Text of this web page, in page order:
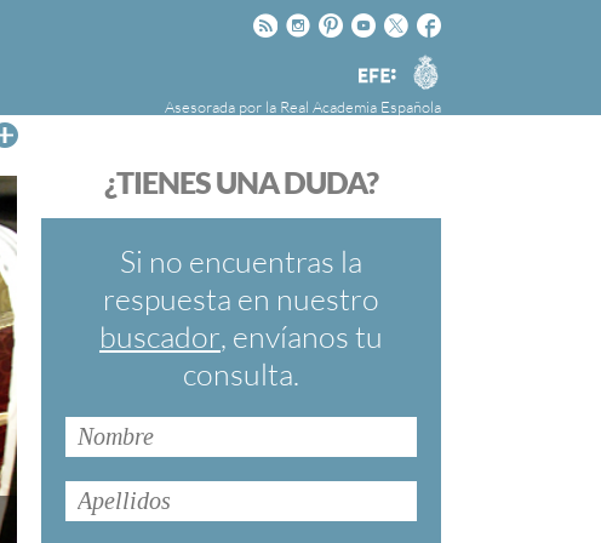
Facebook
Twitter
Youtube
Pinteres
Instagram
Rss
Agencia
EFE
Asesorada por la Real Academia Española
FundéuRAE es una fundación patrocinada por
cuyo objetivo es colaborar con el buen uso del
español en los medios de comunicación y en
Internet.
¿TIENES UNA DUDA?
Si no encuentras la
respuesta en nuestro
buscador, envíanos tu
consulta.